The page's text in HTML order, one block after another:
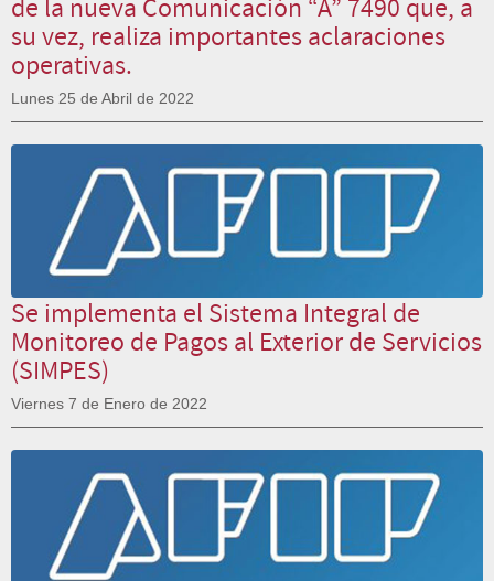
su vez, realiza importantes aclaraciones
operativas.
Lunes 25 de Abril de 2022
Se implementa el Sistema Integral de
Monitoreo de Pagos al Exterior de Servicios
(SIMPES)
Viernes 7 de Enero de 2022